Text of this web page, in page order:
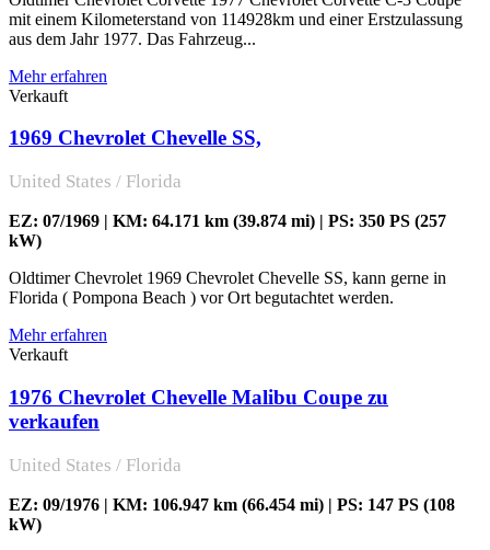
mit einem Kilometerstand von 114928km und einer Erstzulassung
aus dem Jahr 1977. Das Fahrzeug...
Mehr erfahren
Verkauft
1969 Chevrolet Chevelle SS,
United States / Florida
EZ: 07/1969 | KM: 64.171 km (39.874 mi) | PS: 350 PS (257
kW)
Oldtimer Chevrolet 1969 Chevrolet Chevelle SS, kann gerne in
Florida ( Pompona Beach ) vor Ort begutachtet werden.
Mehr erfahren
Verkauft
1976 Chevrolet Chevelle Malibu Coupe zu
verkaufen
United States / Florida
EZ: 09/1976 | KM: 106.947 km (66.454 mi) | PS: 147 PS (108
kW)